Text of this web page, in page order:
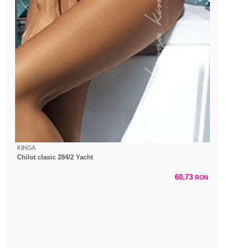
KINGA
Chilot clasic 284/2 Yacht
60,73 RON